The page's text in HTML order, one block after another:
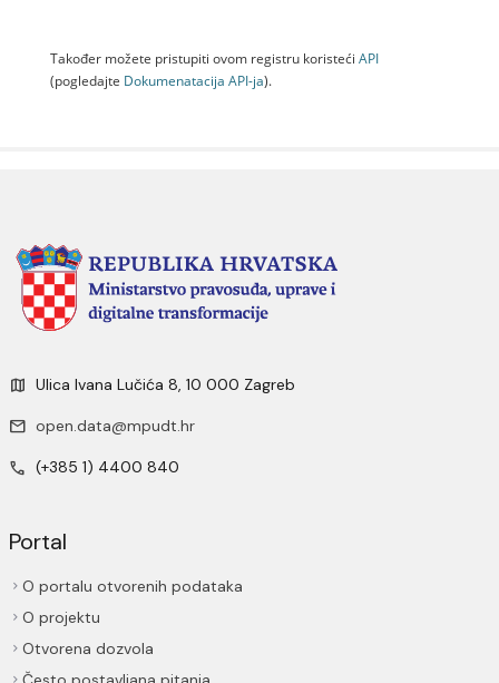
Također možete pristupiti ovom registru koristeći API
(pogledajte Dokumenаtаcijа API-jа).